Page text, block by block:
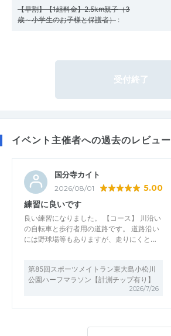
【早割】【1組料金】2.5km親子（3
歳～小学生のお子様と保護者） :
受付終了
イベント主催者への過去のレビュー
国分寺カイト
2026/08/01 5.00
練習に良いです
良い練習になりました。 【コース】 川沿い
の自転車と歩行者用の道路です。 道路沿い
には野球場等もありますが、走りにくと…
第85回スポーツメイトラン東大島小松川
公園ハーフマラソン【計測チップ有り】
2026/7/26